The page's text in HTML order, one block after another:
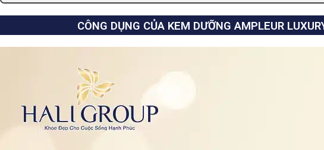
CÔNG DỤNG CỦA KEM DƯỠNG AMPLEUR